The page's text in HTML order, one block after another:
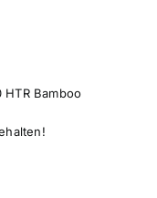
Bamboo